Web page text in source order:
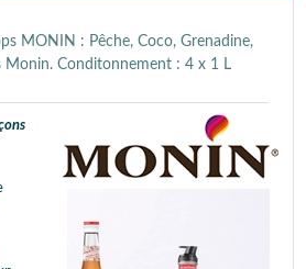
MONIN : Pêche, Coco, Grenadine,
Monin. Conditonnement : 4 x 1 L